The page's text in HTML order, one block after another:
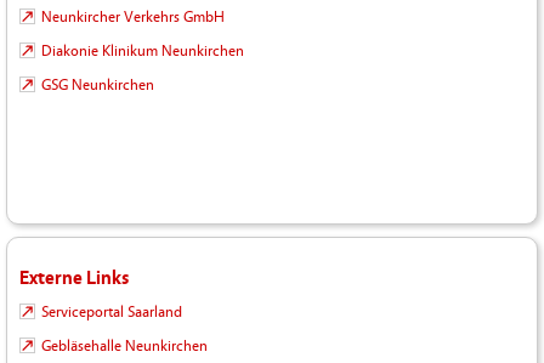
Neunkircher Verkehrs GmbH
Diakonie Klinikum Neunkirchen
GSG Neunkirchen
Externe Links
Serviceportal Saarland
Gebläsehalle Neunkirchen